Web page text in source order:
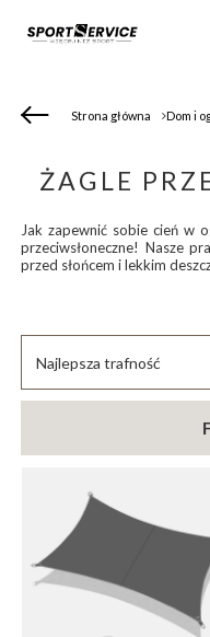
Strona główna Dom i
ŻAGLE
Jak zapewnić sobie cień w
przeciwsłoneczne! Nasze
przed słońcem i lekkim
Zmień sortowanie
Najlepsza trafność